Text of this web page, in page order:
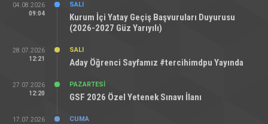
04.08.2026
09:04
SALI
Kurum İçi Yatay Geçiş Başvuruları Duyurusu
(2026-2027 Güz Yarıyılı)
28.07.2026
12:21
SALI
Aday Öğrenci Sayfamız #tercihimdpu Yayında
27.07.2026
12:20
PAZARTESI
GSF 2026 Özel Yetenek Sınavı İlanı
17.07.2026
CUMA